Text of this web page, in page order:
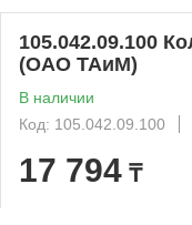
105.042.09.100
(ОАО ТАиМ)
В наличии
Код: 105.042.09.100
17 794 ₸